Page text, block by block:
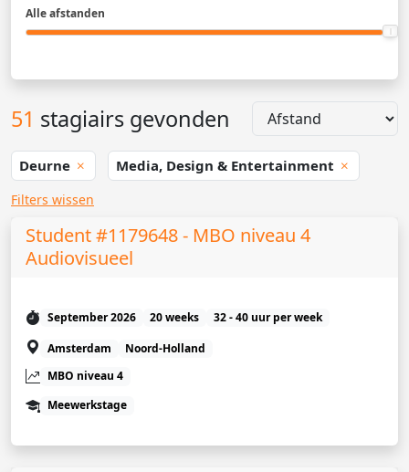
Alle afstanden
51 stagiairs gevonden
Deurne Media, Design & Entertainment
Filters wissen
Student #1179648 - MBO niveau 4
Audiovisueel
September 2026 20 weeks
32 - 40 uur per week
Amsterdam
Noord-Holland
MBO niveau 4
Meewerkstage